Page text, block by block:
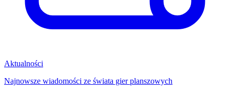
Aktualności
Najnowsze wiadomości ze świata gier planszowych